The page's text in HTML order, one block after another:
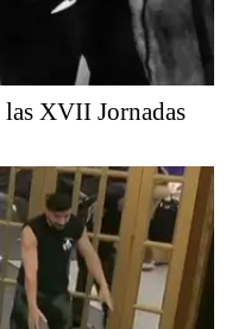
las XVII Jornadas